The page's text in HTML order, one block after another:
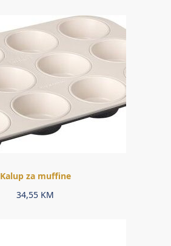
Kalup za muffine
34,55 KM